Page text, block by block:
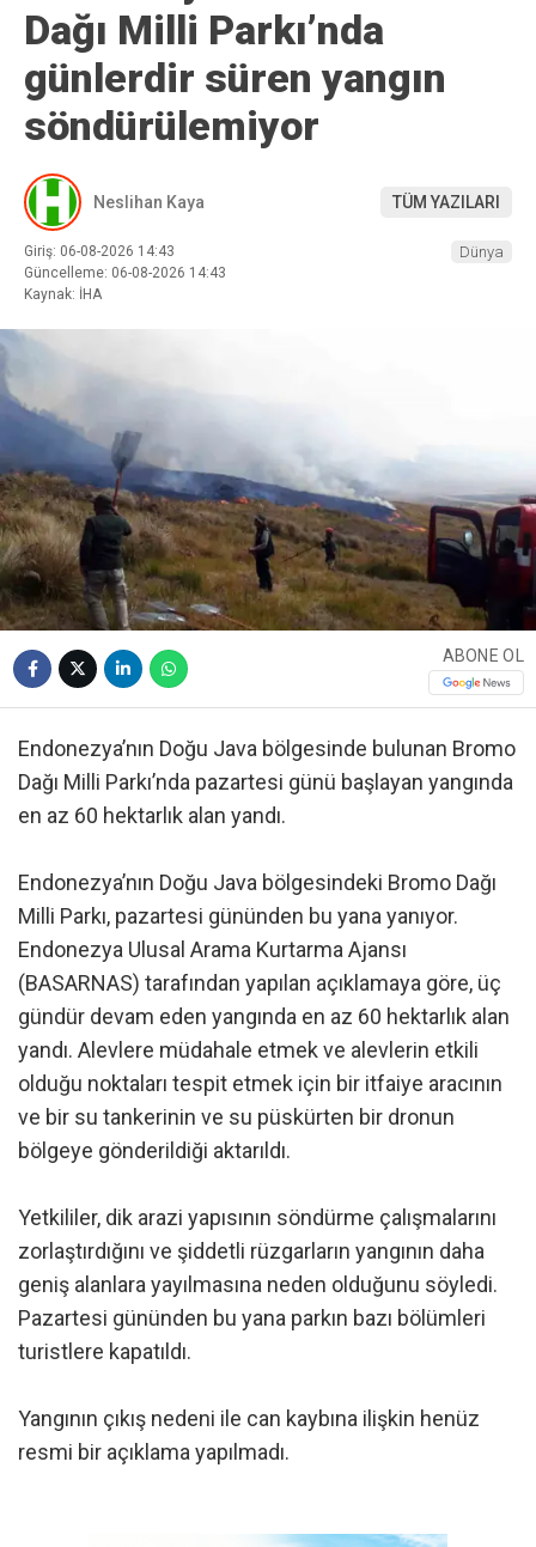
Dağı Milli Parkı’nda
günlerdir süren yangın
söndürülemiyor
Neslihan Kaya TÜM YAZILARI
Giriş: 06-08-2026 14:43
Güncelleme: 06-08-2026 14:43
Kaynak: İHA
Dünya
ABONE OL
Endonezya’nın Doğu Java bölgesinde bulunan Bromo
Dağı Milli Parkı’nda pazartesi günü başlayan yangında
en az 60 hektarlık alan yandı.
Endonezya’nın Doğu Java bölgesindeki Bromo Dağı
Milli Parkı, pazartesi gününden bu yana yanıyor.
Endonezya Ulusal Arama Kurtarma Ajansı
(BASARNAS) tarafından yapılan açıklamaya göre, üç
gündür devam eden yangında en az 60 hektarlık alan
yandı. Alevlere müdahale etmek ve alevlerin etkili
olduğu noktaları tespit etmek için bir itfaiye aracının
ve bir su tankerinin ve su püskürten bir dronun
bölgeye gönderildiği aktarıldı.
Yetkililer, dik arazi yapısının söndürme çalışmalarını
zorlaştırdığını ve şiddetli rüzgarların yangının daha
geniş alanlara yayılmasına neden olduğunu söyledi.
Pazartesi gününden bu yana parkın bazı bölümleri
turistlere kapatıldı.
Yangının çıkış nedeni ile can kaybına ilişkin henüz
resmi bir açıklama yapılmadı.